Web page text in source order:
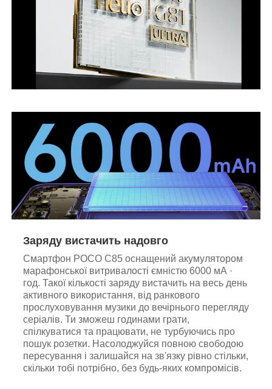
Заряду вистачить надовго
Смартфон POCO C85 оснащений акумулятором
марафонської витривалості ємністю 6000 мА ·
год. Такої кількості заряду вистачить на весь день
активного використання, від ранкового
прослуховування музики до вечірнього перегляду
серіалів. Ти зможеш годинами грати,
спілкуватися та працювати, не турбуючись про
пошук розетки. Насолоджуйся повною свободою
пересування і залишайся на зв'язку рівно стільки,
скільки тобі потрібно, без будь-яких компромісів.